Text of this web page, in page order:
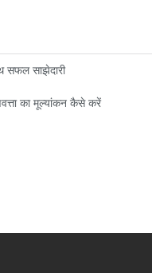
सफल साझेदारी
का मूल्यांकन कैसे करें